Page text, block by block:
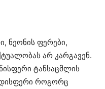
ნეონის ფერები,
არ კარგავენ.
ტანსაცმლის
როგორც